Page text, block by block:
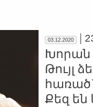
03.12.2020 |
Խորան
Թույլ
Քեզ են